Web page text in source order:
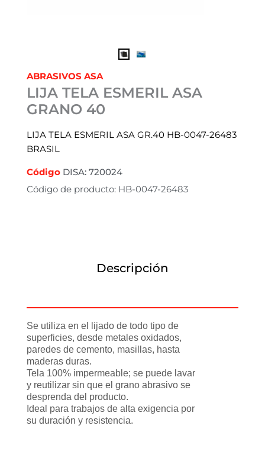
ABRASIVOS ASA
LIJA TELA ESMERIL ASA
GRANO 40
LIJA TELA ESMERIL ASA GR.40 HB-0047-26483
BRASIL
Código DISA: 720024
Código de producto: HB-0047-26483
Descripción
Se utiliza en el lijado de todo tipo de
superficies, desde metales oxidados,
paredes de cemento, masillas, hasta
maderas duras.
Tela 100% impermeable; se puede lavar
y reutilizar sin que el grano abrasivo se
desprenda del producto.
Ideal para trabajos de alta exigencia por
su duración y resistencia.